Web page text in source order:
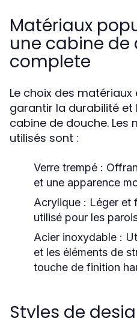
Matériaux
une cabine de
complete
Le choix des
garantir la durabilité
cabine de douche. Les
utilisés sont :
Verre trempé :
et une apparence
Acrylique : Léger et
utilisé pour les
Acier inoxydable :
et les éléments de
touche de finition
Styles de